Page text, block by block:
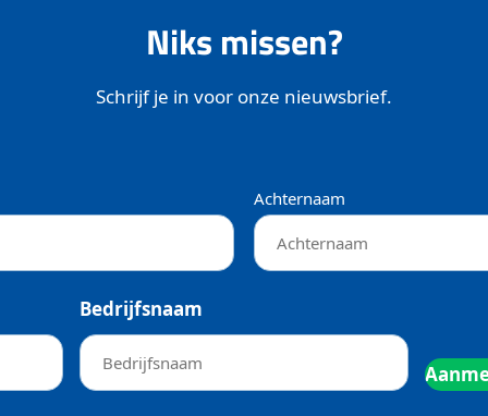
Niks missen?
Schrijf je in voor onze nieuwsbrief.
Achternaam
Bedrijfsnaam